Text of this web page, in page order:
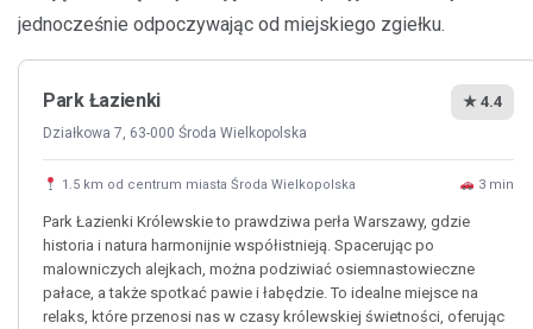
jednocześnie odpoczywając od miejskiego zgiełku.
Park Łazienki
Działkowa 7, 63-000 Środa Wielkopolska
★ 4.4
1.5 km od centrum miasta Środa Wielkopolska 3 min
Park Łazienki Królewskie to prawdziwa perła Warszawy, gdzie
historia i natura harmonijnie współistnieją. Spacerując po
malowniczych alejkach, można podziwiać osiemnastowieczne
pałace, a także spotkać pawie i łabędzie. To idealne miejsce na
relaks, które przenosi nas w czasy królewskiej świetności, oferując